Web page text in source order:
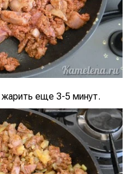
еще 3-5 минут.